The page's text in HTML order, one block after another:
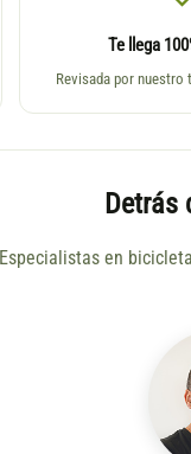
Te llega
Revisada por nuestro
Detrás
Especialistas en